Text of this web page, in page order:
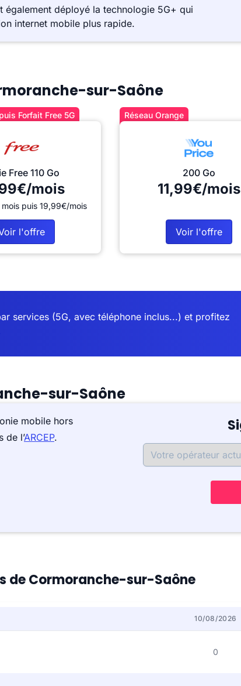
également déployé la technologie 5G+ qui
internet mobile plus rapide.
sur-Saône
Forfait Free 5G
Free 110 Go
mois
puis 19,99€/mois
l'offre
Réseau Orange
200 Go
11,99€/mois
Voir l'offre
services (5G, avec téléphone inclus...) et profitez
sur-Saône
mobile hors
de l’ARCEP.
de Cormoranche-sur-Saône
10/08/2026
0